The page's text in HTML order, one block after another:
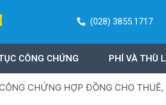
(028) 3855.1717
CÔNG CHỨNG PHÍ VÀ THÙ
CHỨNG HỢP ĐỒNG CHO